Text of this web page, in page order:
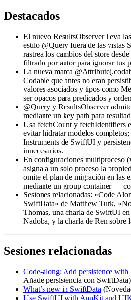
Destacados
El nuevo ResultsObserver lleva
estilo @Query fuera de las vistas
rastrea los cambios del store
filtrado por autor para ignorar tus
La nueva marca
Codable que antes no eran
valores asociados y tipos como
ser opacos para predicados y
@Query y ResultsObserver
mediante un key path para
Usa fetchCount y fetchIdentifiers
evitar hidratar modelos
Instruments de SwiftUI y
innecesarios.
En configuraciones multiproceso
asigna a un solo proceso la
omite el plan de migración en las
mediante un group container —
Sesiones relacionadas: «Code
SwiftData» de Matthew Turk,
Thomas, una charla de SwiftUI
Nadoba, y la charla de Ren sobre
Sesiones relacionadas
Code-along: Add persistence with
Añade persistencia con SwiftData)
What’s new in SwiftData
Use SwiftUI with AppKit and